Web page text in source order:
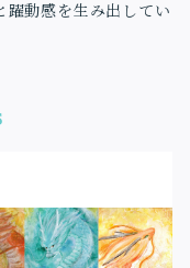
躍動感を生み出してい